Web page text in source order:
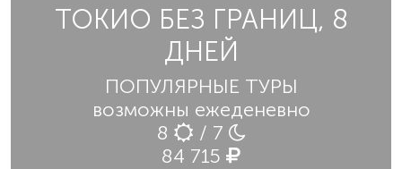
ТОКИО БЕЗ ГРАНИЦ, 8
ДНЕЙ
ПОПУЛЯРНЫЕ ТУРЫ
возможны ежеденевно
8
/ 7
84 715